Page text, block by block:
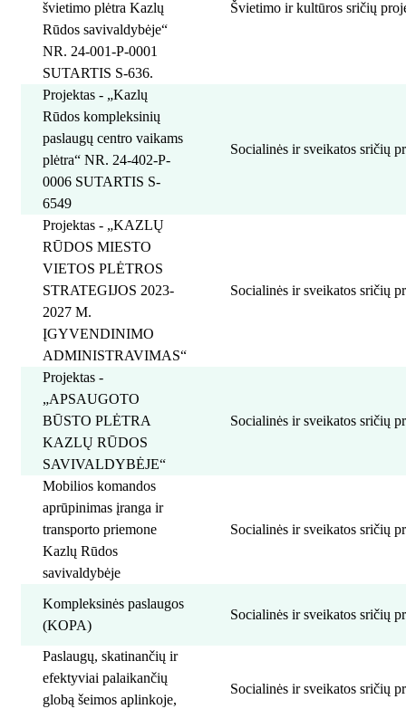
švietimo plėtra Kazlų
Rūdos savivaldybėje“
NR. 24-001-P-0001
SUTARTIS S-636.
Švietimo ir kultūros sričių
Projektas - „Kazlų
Rūdos kompleksinių
paslaugų centro vaikams
plėtra“ NR. 24-402-P-
0006 SUTARTIS S-
6549
Socialinės ir sveikatos sričių
Projektas - „KAZLŲ
RŪDOS MIESTO
VIETOS PLĖTROS
STRATEGIJOS 2023-
2027 M.
ĮGYVENDINIMO
ADMINISTRAVIMAS“
Socialinės ir sveikatos sričių
Projektas -
„APSAUGOTO
BŪSTO PLĖTRA
KAZLŲ RŪDOS
SAVIVALDYBĖJE“
Socialinės ir sveikatos sričių
Mobilios komandos
aprūpinimas įranga ir
transporto priemone
Kazlų Rūdos
savivaldybėje
Socialinės ir sveikatos sričių
Kompleksinės paslaugos
(KOPA)
Socialinės ir sveikatos sričių
Paslaugų, skatinančių ir
efektyviai palaikančių
globą šeimos aplinkoje,
Socialinės ir sveikatos sričių